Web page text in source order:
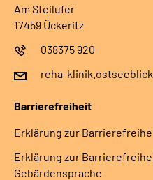
Am Steilufer
17459 Ückeritz
038375 920
reha-
Barrierefreiheit
Erklärung zur
Erklärung zur
Gebärdensprache